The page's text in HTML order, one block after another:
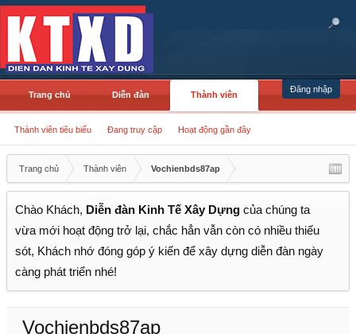
Đăng nhập
Trang chủ Diễn đàn Thành viên
Thành viên tiêu biểu Đang truy cập Hoạt động gần đây
Trang chủ Thành viên Vochienbds87ap
Chào Khách, Diễn đàn Kinh Tế Xây Dựng của chúng ta
vừa mới hoạt động trở lại, chắc hẳn vẫn còn có nhiều thiếu
sót, Khách nhớ đóng góp ý kiến để xây dựng diễn đàn ngày
càng phát triển nhé!
Vochienbds87ap